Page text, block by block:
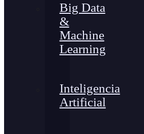
Big Data
&
Machine
Learning
Inteligencia
Artificial